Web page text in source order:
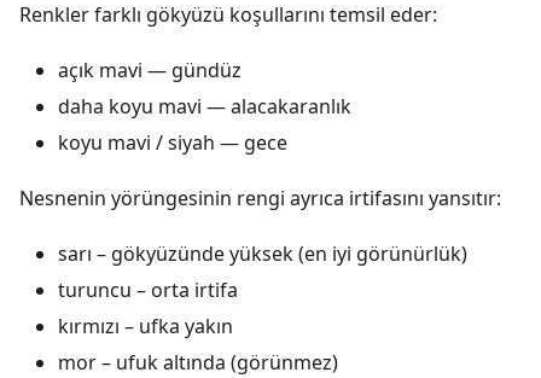
Renkler farklı gökyüzü koşullarını temsil eder:
açık mavi — gündüz
daha koyu mavi — alacakaranlık
koyu mavi / siyah — gece
Nesnenin yörüngesinin rengi ayrıca irtifasını yansıtır:
sarı – gökyüzünde yüksek (en iyi görünürlük)
turuncu – orta irtifa
kırmızı – ufka yakın
mor – ufuk altında (görünmez)